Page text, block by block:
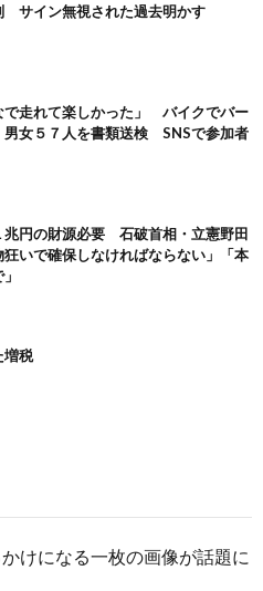
サイン無視された過去明かす
で走れて楽しかった」 バイクでバー
女５７人を書類送検 SNSで参加者
兆円の財源必要 石破首相・立憲野田
いで確保しなければならない」「本
税
けになる一枚の画像が話題に